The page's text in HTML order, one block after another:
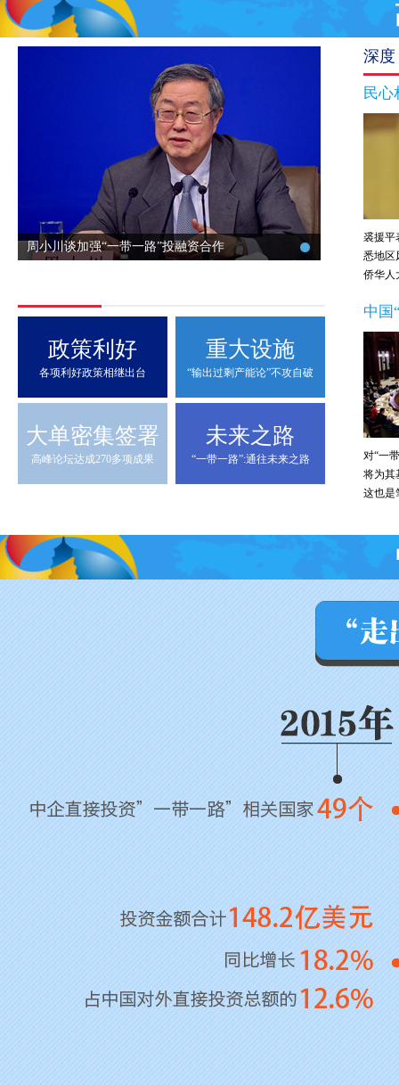
周小川谈加强“一带一路”投融资合作
政策利好
各项利好政策相继出台
重大设施
“输出过剩产能论”不攻自破
大单密集签署
高峰论坛达成270多项成果
未来之路
“一带一路”:通往未来之路
深度
民心
裘援平
悉地区
侨华人
中国
对“一
将为其
这也是